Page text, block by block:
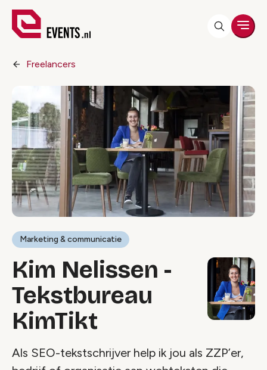
Freelancers
Marketing & communicatie
Kim Nelissen -
Tekstbureau
KimTikt
Als SEO-tekstschrijver help ik jou als ZZP’er,